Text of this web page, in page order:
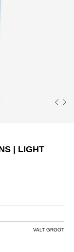
| LIGHT
VALT GROOT